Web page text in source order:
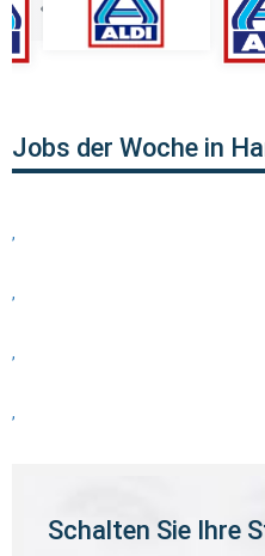
Jobs der Woche in
,
,
,
,
Schalten Sie Ihre